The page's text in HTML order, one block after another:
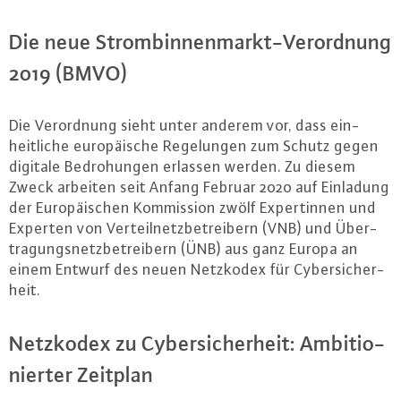
Die neue Strom­bin­nen­markt-Ver­ord­nung
2019 (BMVO)
Die Ver­ord­nung sieht unter anderem vor, dass ein­
heit­li­che eu­ro­päi­sche Re­ge­lun­gen zum Schutz gegen
digitale Be­dro­hun­gen erlassen werden. Zu diesem
Zweck arbeiten seit Anfang Februar 2020 auf Einladung
der Eu­ro­päi­schen Kom­mis­si­on zwölf Ex­per­tin­nen und
Experten von Ver­teil­netz­be­trei­bern (VNB) und Über­
tra­gungs­netz­be­trei­bern (ÜNB) aus ganz Europa an
einem Entwurf des neuen Netzkodex für Cy­ber­si­cher­
heit.
Netzkodex zu Cy­ber­si­cher­heit: Am­bi­tio­
nier­ter Zeitplan